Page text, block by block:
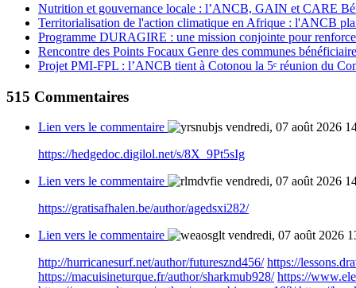
Nutrition et gouvernance locale : l’ANCB, GAIN et CARE
Territorialisation de l'action climatique en Afrique : l'ANCB
Programme DURAGIRE : une mission conjointe pour
Rencontre des Points Focaux Genre des communes
Projet PMI-FPL : l’ANCB tient à Cotonou la 5ᵉ réunion du
515 Commentaires
Lien vers le commentaire
vendredi, 07 août 2026
https://hedgedoc.digilol.net/s/8X_9Pt5sIg
Lien vers le commentaire
vendredi, 07 août 2026
https://gratisafhalen.be/author/agedsxi282/
Lien vers le commentaire
vendredi, 07 août 2026
http://hurricanesurf.net/author/futuresznd456/ https://
https://macuisineturque.fr/author/sharkmub928/ https://